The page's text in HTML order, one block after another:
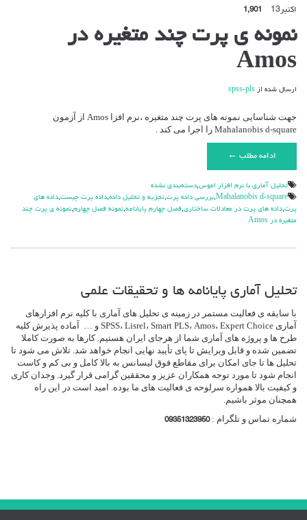
اکتبر13
1,901
نمونه ی پرت چند متغیره در
Amos
ارسال شده از spss-pls
جهت شناسایی نمونه های پرت چند متغیره ،نرم افزا Amos از آزمون
Mahalanobis d-square را اجرا می کند .
ادامه مطلب ←
تحليل آماري با نرم افزار اموس,دسته‌بندی نشده
Mahalanobis d-square
,بررسی داده پرت,تجزیه و تحلیل داده,داده پرت چیست,داده های
پرت,داده های پرت در معادلات ساختاری,فصل چهارم پایانامه,نمونه فصل چهارم,نمونه ی پرت چند
متغیره در Amos
تحلیل آماری پایانامه ها و تحقیقات علمی
با سابقه ی فعالیت مستمر در زمینه ی تحلیل های آماری با کلیه نرم افزارهای
آماری SPSS، Lisrel، Smart PLS، Amos، Expert Choice و … آماده پذیرش کلیه
طرح ها و پروژه های آماری شما از هرجای ایران هستیم. کارها به صورت کاملا
تضمین شده و قابل ویرایش تا پای تأیید نهایی انجام خواهد شد. تلاش می شود تا
تحلیل ها تا جای امکان برای مقاطع فوق لیسانس به بالا کامل و بی کم و کاست
انجام شود تا مورد توجه همکاران عزیز و محققین گرامی قرار گیرد. وجدان کاری
و کیفیت بالا همواره سرلوحه ی فعالیت های ما بوده. امید است در این راه
همچنان موثر باشیم.
شماره تماس و تلگرام :09351323950